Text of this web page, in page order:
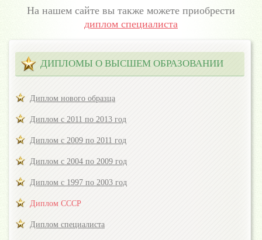
На нашем сайте вы также можете приобрести
диплом специалиста
ДИПЛОМЫ О ВЫСШЕМ ОБРАЗОВАНИИ
Диплом нового образца
Диплом с 2011 по 2013 год
Диплом с 2009 по 2011 год
Диплом с 2004 по 2009 год
Диплом с 1997 по 2003 год
Диплом СССР
Диплом специалиста